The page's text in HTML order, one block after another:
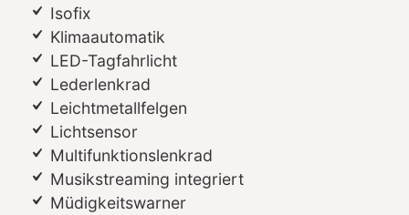
Isofix
Klimaautomatik
LED-Tagfahrlicht
Lederlenkrad
Leichtmetallfelgen
Lichtsensor
Multifunktionslenkrad
Musikstreaming integriert
Müdigkeitswarner